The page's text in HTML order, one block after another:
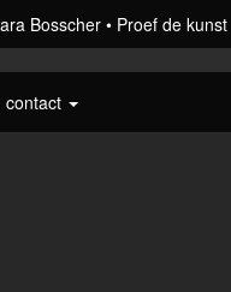
Bosscher Proef de kunst
contact